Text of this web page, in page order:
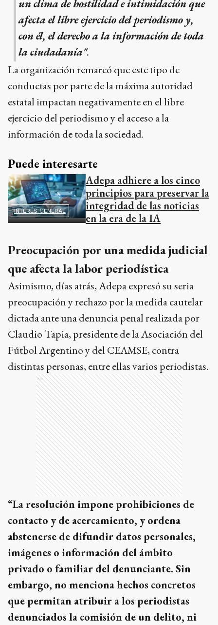
un clima de hostilidad e intimidación que
afecta el libre ejercicio del periodismo y,
con él, el derecho a la información de toda
la ciudadanía".
La organización remarcó que este tipo de
conductas por parte de la máxima autoridad
estatal impactan negativamente en el libre
ejercicio del periodismo y el acceso a la
información de toda la sociedad.
Puede interesarte
INTERÉS GENERAL
Adepa adhiere a los cinco
principios para preservar la
integridad de las noticias
en la era de la IA
Preocupación por una medida judicial
que afecta la labor periodística
Asimismo, días atrás, Adepa expresó su seria
preocupación y rechazo por la medida cautelar
dictada ante una denuncia penal realizada por
Claudio Tapia, presidente de la Asociación del
Fútbol Argentino y del CEAMSE, contra
distintas personas, entre ellas varios periodistas.
Ads
“La resolución impone prohibiciones de
contacto y de acercamiento, y ordena
abstenerse de difundir datos personales,
imágenes o información del ámbito
privado o familiar del denunciante. Sin
embargo, no menciona hechos concretos
que permitan atribuir a los periodistas
denunciados la comisión de un delito, ni